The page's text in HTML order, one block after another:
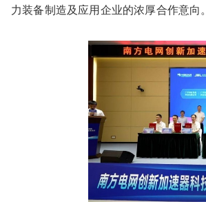
力装备制造及应用企业的浓厚合作意向。